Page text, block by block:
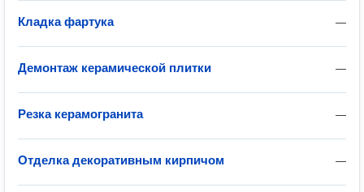
—
Кладка фартука
—
Демонтаж керамической плитки
—
Резка керамогранита
—
Отделка декоративным кирпичом